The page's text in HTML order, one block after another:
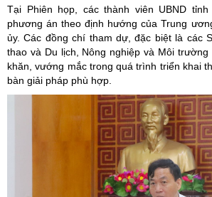
Tại Phiên họp, các thành viên UBND
phương án theo định hướng của Trung
ủy. Các đồng chí tham dự, đặc biệt là các
thao và Du lịch, Nông nghiệp và Môi
khăn, vướng mắc trong quá trình triển khai
bàn giải pháp phù hợp.